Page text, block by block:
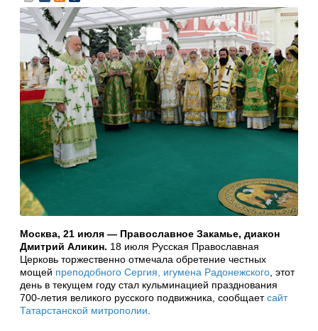
Москва, 21 июля — Православное Закамье, диакон
Дмитрий Аликин. 18 июля Русская Православная
Церковь торжественно отмечала обретение честных
мощей преподобного Сергия, игумена Радонежского , этот
день в текущем году стал кульминацией празднования
700-летия великого русского подвижника, сообщаетсайт
Татарстанской митрополии